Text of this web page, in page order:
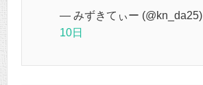
— みずきてぃー (@kn_da25)
10日